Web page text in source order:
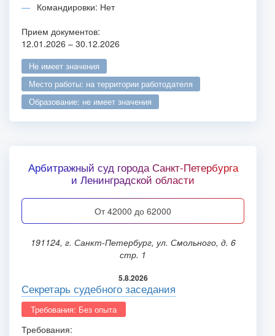
Командировки: Нет
Прием документов:
12.01.2026 – 30.12.2026
не имеет значения
место работы: на территории работодателя
образование: не имеет значения
Арбитражный суд города Санкт-Петербурга
и Ленинградской области
от 42000 до 62000
191124, г. Санкт-Петербург, ул. Смольного, д. 6
стр. 1
5.8.2026
Секретарь судебного заседания
Требования: Без опыта
Требования: